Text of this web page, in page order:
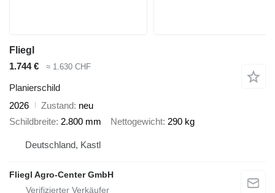
Fliegl
1.744 €
≈ 1.630 CHF
Planierschild
2026
Zustand neu
Schildbreite 2.800 mm Nettogewicht 290 kg
Deutschland, Kastl
Fliegl Agro-Center GmbH